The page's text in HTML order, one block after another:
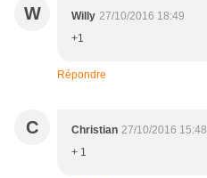
W Willy 27/10/2016 18:49
+1
Répondre
C Christian 27/10/2016 15:48
+ 1